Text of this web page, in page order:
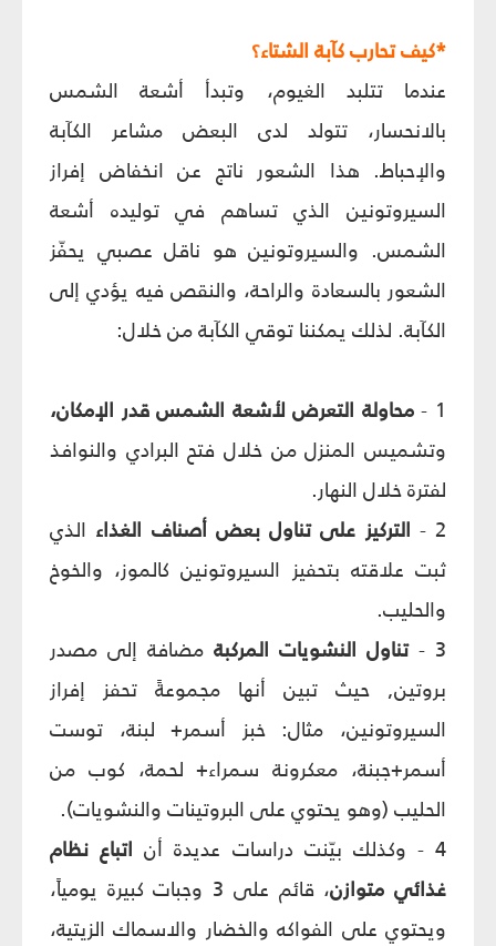
*كيف تحارب كآبة الشتاء؟
عندما تتلبد الغيوم، وتبدأ أشعة الشمس
بالانحسار، تتولد لدى البعض مشاعر الكآبة
والإحباط. هذا الشعور ناتج عن انخفاض إفراز
السيروتونين الذي تساهم في توليده أشعة
الشمس. والسيروتونين هو ناقل عصبي يحفّز
الشعور بالسعادة والراحة، والنقص فيه يؤدي إلى
الكآبة. لذلك يمكننا توقي الكآبة من خلال:
1 -
محاولة التعرض لأشعة الشمس قدر الإمكان،
وتشميس المنزل من خلال فتح البرادي والنوافذ
لفترة خلال النهار.
2 -
التركيز على تناول بعض أصناف الغذاء الذي
ثبت علاقته بتحفيز السيروتونين كالموز، والخوخ
والحليب.
3 -
تناول النشويات المركبة مضافة إلى مصدر
بروتين, حيث تبين أنها مجموعةً تحفز إفراز
السيروتونين، مثال: خبز أسمر+ لبنة، توست
أسمر+جبنة، معكرونة سمراء+ لحمة، كوب من
الحليب (وهو يحتوي على البروتينات والنشويات).
4 - وكذلك بيّنت دراسات عديدة أن
اتباع نظام
غذائي متوازن
، قائم على 3 وجبات كبيرة يومياً،
ويحتوي على الفواكه والخضار والاسماك الزيتية،